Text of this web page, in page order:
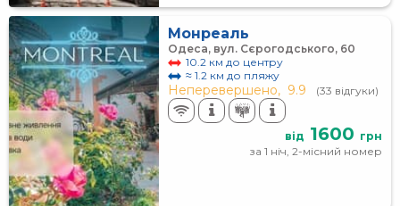
Монреаль
Одеса, вул. Сєрогодського, 60
10.2 км до центру
≈ 1.2 км до пляжу
Неперевершено, 9.9 (33 відгуки)
від 1600 грн
за 1 ніч, 2-місний номер